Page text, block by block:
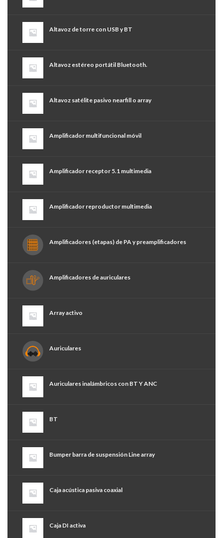
Altavoz de torre con USB y BT
Altavoz estéreo portátil Bluetooth.
Altavoz satélite pasivo nearfill o array
Amplificador multifuncional móvil
Amplificador receptor 5.1 multimedia
Amplificador reproductor multimedia
Amplificadores (etapas) de PA y preamplificadores
Amplificadores de auriculares
Array activo
Auriculares
Auriculares inalámbricos con BT Y ANC
BT
Bumper barra de suspensión Line array
Caja acústica pasiva coaxial
Caja DI activa